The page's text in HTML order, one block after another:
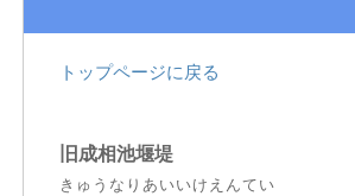
トップページに戻る
旧成相池堰堤
きゅうなりあいいけえんてい